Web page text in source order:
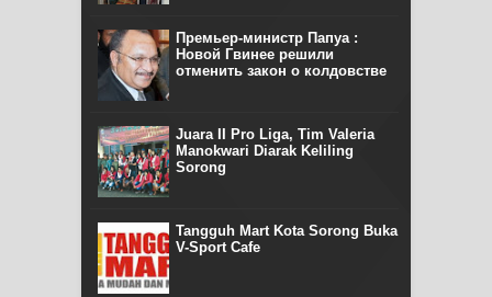
Премьер-министр Папуа :
Новой Гвинее решили
отменить закон о колдовстве
Juara II Pro Liga, Tim Valeria
Manokwari Diarak Keliling
Sorong
Tangguh Mart Kota Sorong Buka
V-Sport Cafe